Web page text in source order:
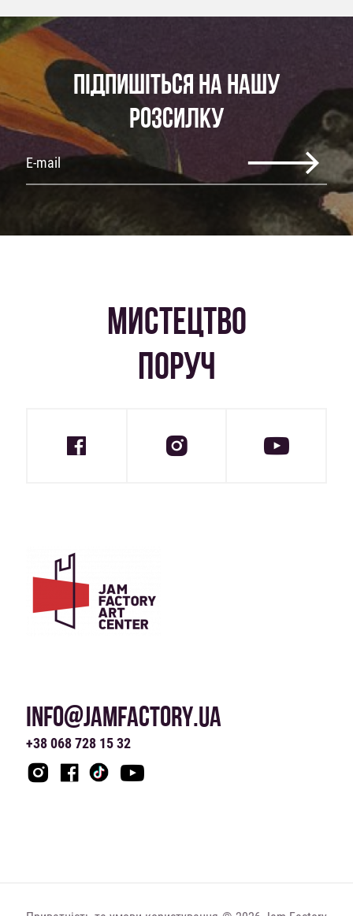
ПІДПИШІТЬСЯ НА НАШУ
РОЗСИЛКУ
МИСТЕЦТВО
ПОРУЧ
INFO@JAMFACTORY.UA
+38 068 728 15 32